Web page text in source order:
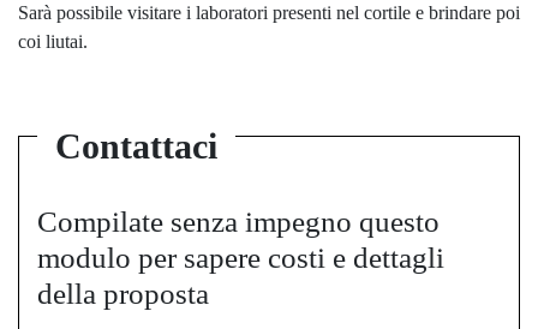
Sarà possibile visitare i laboratori presenti nel cortile e brindare poi
coi liutai.
Contattaci
Compilate senza impegno questo
modulo per sapere costi e dettagli
della proposta